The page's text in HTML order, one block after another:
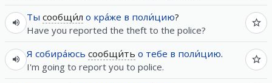
Ты сообщи́л о кра́же в поли́цию?
Have you reported the theft to the police?
Я собира́юсь сообщи́ть о тебе в поли́цию.
I'm going to report you to police.